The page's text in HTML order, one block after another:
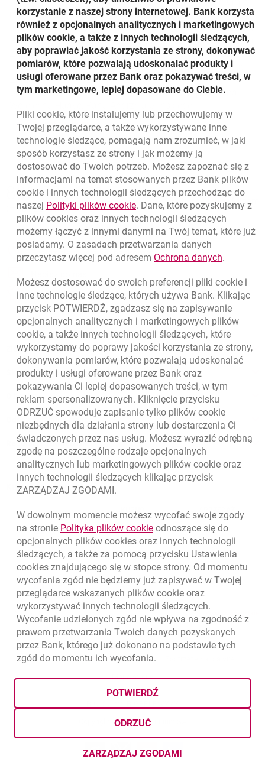
nowej kadencji będzie liczył 8 osób i powołała w jego
skład: Pana Bogusława Kotta na funkcję Prezesa Zarządu,
Pana Joao Bras Jorge na funkcję Pierwszego Wiceprezesa
Zarządu, Pana Fernando Bicho na funkcję Wiceprezesa
Zarządu, Pana Artura Klimczaka na funkcję Wiceprezesa
Zarządu oraz na Członków Zarządu Panią Juliannę
Boniuk-Gorzelańczyk, Panią Marię Jose Campos, Pana
Powrót do listy
Nawigacja dolna
Zadzwoń do nas
801 331 331
(+48) 22 598 40 40
Migam
Znajdź placówkę lub bankomat otwiera się w nowej karcie
Oceń nas otwiera się w nowej karcie
Złóż wniosek przez internet
Skontaktuj się ze Specjalistą
O banku
Kursy wymiany walut
Kursy wymiany walut. Data aktualizacji: 6.08.2026, 12:54:32
WALUTA KUPNO SPRZEDAŻ
EUR 4.1358 4.4581
USD 3.8639
CHF 4.4248 4.7696
GBP 4.8262 5.2023
6.08.2026, 12:54:32
Odpowiedzialny biznes
Regulacje zewnętrzne
Ochrona danychotwiera się w nowej karcie
Ustawieniacookies
Mapa stronyotwiera się w nowej karcie
© Bank Millennium SA
Goodieotwiera się w nowej karcie
Twitterotwiera się w nowej karcie
YouTubeotwiera się w nowej karcie
LinkedIn
korzystanie z naszej strony internetowej. Bank korzysta
również z opcjonalnych analitycznych i marketingowych
plików cookie, a także z innych technologii śledzących,
aby poprawiać jakość korzystania ze strony, dokonywać
pomiarów, które pozwalają udoskonalać produkty i
usługi oferowane przez Bank oraz pokazywać treści, w
tym marketingowe, lepiej dopasowane do Ciebie.
Pliki cookie, które instalujemy lub przechowujemy w
Twojej przeglądarce, a także wykorzystywane inne
technologie śledzące, pomagają nam zrozumieć, w jaki
sposób korzystasz ze strony i jak możemy ją
dostosować do Twoich potrzeb. Możesz zapoznać się z
informacjami na temat stosowanych przez Bank plików
cookie i innych technologii śledzących przechodząc do
naszej Polityki plików cookielink otwiera się w nowym oknie
. Dane, które pozyskujemy z
plików cookies oraz innych technologii śledzących
możemy łączyć z innymi danymi na Twój temat, które już
posiadamy. O zasadach przetwarzania danych
przeczytasz więcej pod adresem Ochrona danychlink
.
Możesz dostosować do swoich preferencji pliki cookie i
inne technologie śledzące, których używa Bank. Klikając
przycisk POTWIERDŹ, zgadzasz się na zapisywanie
opcjonalnych analitycznych i marketingowych plików
cookie, a także innych technologii śledzących, które
wykorzystamy do poprawy jakości korzystania ze strony,
dokonywania pomiarów, które pozwalają udoskonalać
produkty i usługi oferowane przez Bank oraz
pokazywania Ci lepiej dopasowanych treści, w tym
reklam spersonalizowanych. Kliknięcie przycisku
ODRZUĆ spowoduje zapisanie tylko plików cookie
niezbędnych dla działania strony lub dostarczenia Ci
świadczonych przez nas usług. Możesz wyrazić odrębną
zgodę na poszczególne rodzaje opcjonalnych
analitycznych lub marketingowych plików cookie oraz
innych technologii śledzących klikając przycisk
ZARZĄDZAJ ZGODAMI.
W dowolnym momencie możesz wycofać swoje zgody
na stronie Polityka plików cookielink otwiera się w nowym
odnoszące się do
opcjonalnych plików cookies oraz innych technologii
śledzących, a także za pomocą przycisku Ustawienia
cookies znajdującego się w stopce strony. Od momentu
wycofania zgód nie będziemy już zapisywać w Twojej
przeglądarce wskazanych plików cookie oraz
wykorzystywać innych technologii śledzących.
Wycofanie udzielonych zgód nie wpływa na zgodność z
prawem przetwarzania Twoich danych pozyskanych
przez Bank, którego już dokonano na podstawie tych
zgód do momentu ich wycofania.
ZARZĄDZAJ ZGODAMI
ODRZUĆ
POTWIERDŹ